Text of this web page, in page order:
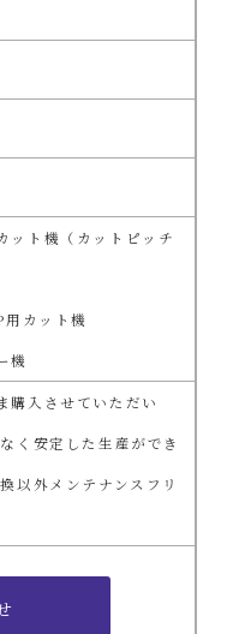
ット機（カットピッチ
用カット機
機
購入させていただい
く安定した生産ができ
以外メンテナンスフリ